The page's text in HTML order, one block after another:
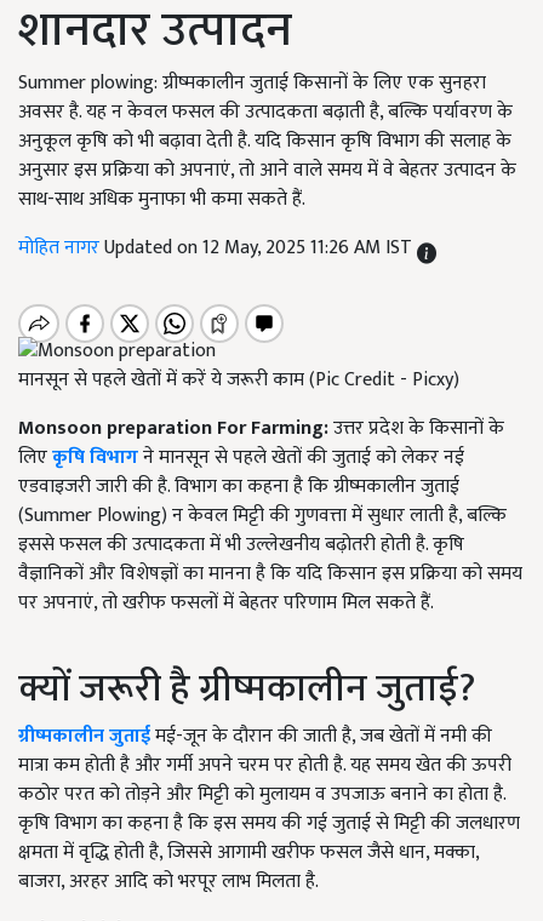
शानदार उत्पादन
Summer plowing: ग्रीष्मकालीन जुताई किसानों के लिए एक सुनहरा
अवसर है. यह न केवल फसल की उत्पादकता बढ़ाती है, बल्कि पर्यावरण के
अनुकूल कृषि को भी बढ़ावा देती है. यदि किसान कृषि विभाग की सलाह के
अनुसार इस प्रक्रिया को अपनाएं, तो आने वाले समय में वे बेहतर उत्पादन के
साथ-साथ अधिक मुनाफा भी कमा सकते हैं.
मोहित नागरUpdated on 12 May, 2025 11:26 AM IST
मानसून से पहले खेतों में करें ये जरूरी काम (Pic Credit - Picxy)
Monsoon preparation For Farming:उत्तर प्रदेश के किसानों के
लिएकृषि विभागने मानसून से पहले खेतों की जुताई को लेकर नई
एडवाइजरी जारी की है. विभाग का कहना है कि ग्रीष्मकालीन जुताई
(Summer Plowing) न केवल मिट्टी की गुणवत्ता में सुधार लाती है, बल्कि
इससे फसल की उत्पादकता में भी उल्लेखनीय बढ़ोतरी होती है. कृषि
वैज्ञानिकों और विशेषज्ञों का मानना है कि यदि किसान इस प्रक्रिया को समय
पर अपनाएं, तो खरीफ फसलों में बेहतर परिणाम मिल सकते हैं.
क्यों जरूरी है ग्रीष्मकालीन जुताई?
ग्रीष्मकालीन जुताईमई-जून के दौरान की जाती है, जब खेतों में नमी की
मात्रा कम होती है और गर्मी अपने चरम पर होती है. यह समय खेत की ऊपरी
कठोर परत को तोड़ने और मिट्टी को मुलायम व उपजाऊ बनाने का होता है.
कृषि विभाग का कहना है कि इस समय की गई जुताई से मिट्टी की जलधारण
क्षमता में वृद्धि होती है, जिससे आगामी खरीफ फसल जैसे धान, मक्का,
बाजरा, अरहर आदि को भरपूर लाभ मिलता है.